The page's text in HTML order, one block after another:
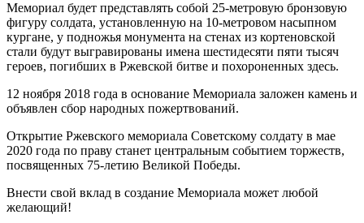
Мемориал будет представлять собой 25-метровую бронзовую
фигуру солдата, установленную на 10-метровом насыпном
кургане, у подножья монумента на стенах из кортеновской
стали будут выгравированы имена шестидесяти пяти тысяч
героев, погибших в Ржевской битве и похороненных здесь.
12 ноября 2018 года в основание Мемориала заложен камень и
объявлен сбор народных пожертвований.
Открытие Ржевского мемориала Советскому солдату в мае
2020 года по праву станет центральным событием торжеств,
посвященных 75-летию Великой Победы.
Внести свой вклад в создание Мемориала может любой
желающий!